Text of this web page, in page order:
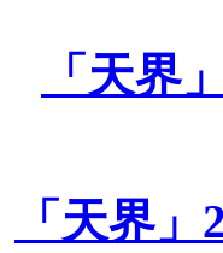
「天界
「天界